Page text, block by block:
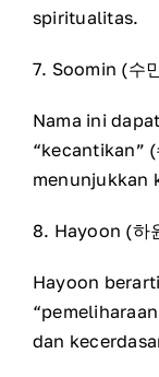
spiritualitas.
7. Soomin (수
Nama ini
“kecantikan”
menunjukkan
8. Hayoon (하
Hayoon
dan